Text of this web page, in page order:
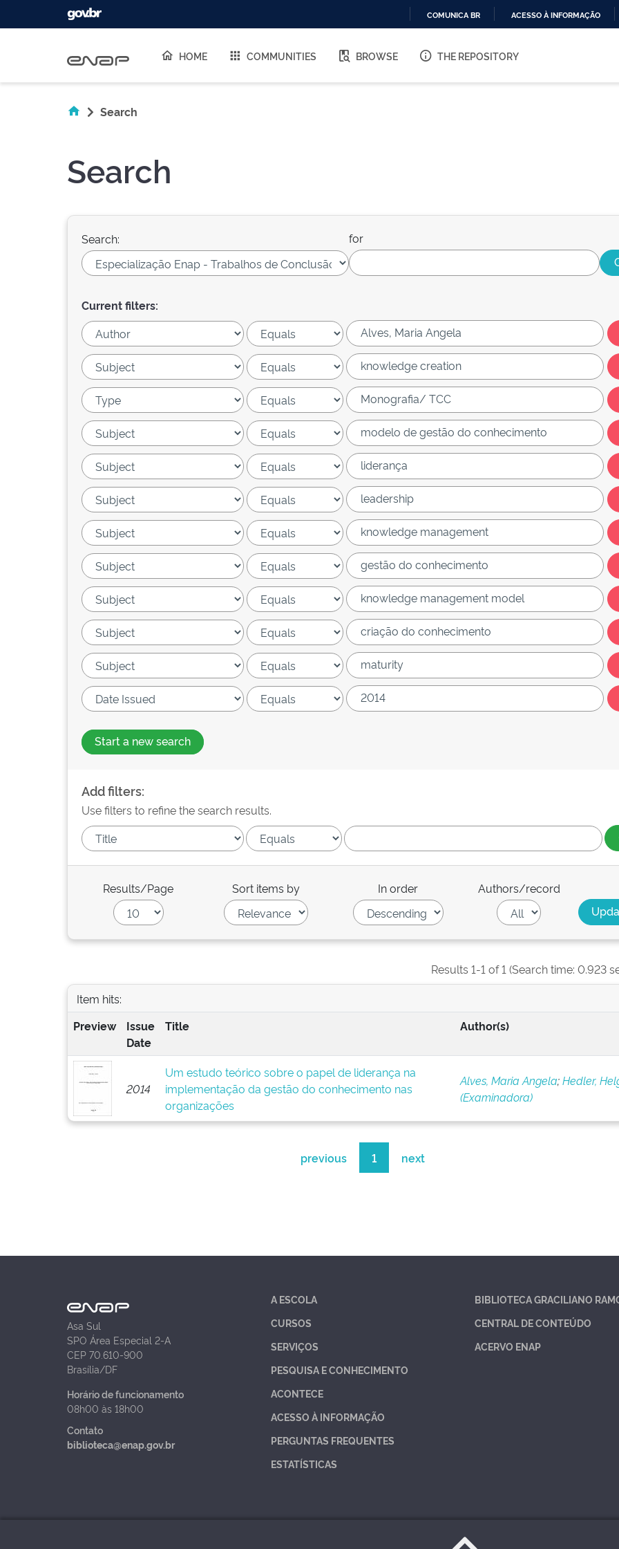
O
COMUNICA BR ACESSO À INFORMAÇÃO
HOME COMMUNITIES BROWSE THE REPOSITORY
Search
Search
Search: for
Current filters:
Start a new search
Add filters:
Use filters to refine the search results.
Results/Page Sort items by In order Authors/record
Results 1-1 of 1 (Search time: 0.923
Item hits:
Preview
Issue
Date
Title Author(s)
2014
Um estudo teórico sobre o papel de liderança na
implementação da gestão do conhecimento nas
organizações
Alves, Maria Angela;Hedler,
(Examinadora)
previous 1 next
Asa Sul
SPO Área Especial 2-A
CEP 70.610-900
Brasília/DF
Horário de funcionamento
08h00 às 18h00
Contato
biblioteca@enap.gov.br
A ESCOLA
CURSOS
SERVIÇOS
PESQUISA E CONHECIMENTO
ACONTECE
ACESSO À INFORMAÇÃO
PERGUNTAS FREQUENTES
ESTATÍSTICAS
BIBLIOTECA GRACILIANO
CENTRAL DE CONTEÚDO
ACERVO ENAP